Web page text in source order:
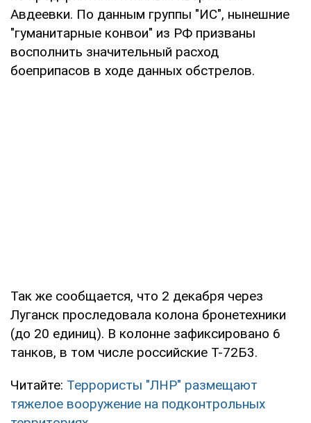
Авдеевки. По данным группы "ИС", нынешние
"гуманитарные конвои" из РФ призваны
восполнить значительный расход
боеприпасов в ходе данных обстрелов.
Так же сообщается, что 2 декабря через
Луганск проследовала колона бронетехники
(до 20 единиц). В колонне зафиксировано 6
танков, в том числе российские Т-72Б3.
Читайте: Террористы "ЛНР" размещают
тяжелое вооружение на подконтрольных